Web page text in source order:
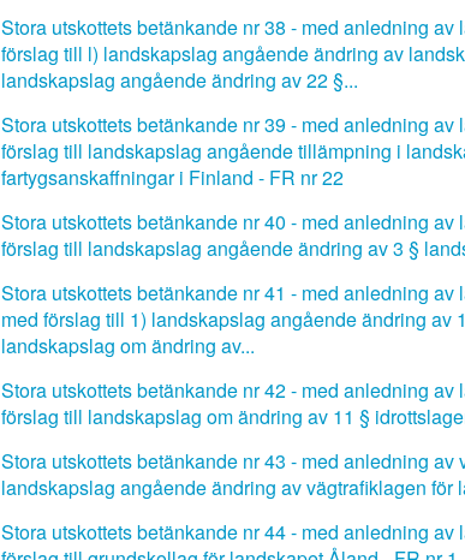
Stora utskottets betänkande nr 38 - med anledning
förslag till l) landskapslag angående ändring av
landskapslag angående ändring av 22 §...
Stora utskottets betänkande nr 39 - med anledning
förslag till landskapslag angående tillämpning i
fartygsanskaffningar i Finland - FR nr 22
Stora utskottets betänkande nr 40 - med anledning
förslag till landskapslag angående ändring av 3 §
Stora utskottets betänkande nr 41 - med anledning
med förslag till 1) landskapslag angående ändring
landskapslag om ändring av...
Stora utskottets betänkande nr 42 - med anledning
förslag till landskapslag om ändring av 11 §
Stora utskottets betänkande nr 43 - med anledning
landskapslag angående ändring av vägtrafiklagen för
Stora utskottets betänkande nr 44 - med anledning